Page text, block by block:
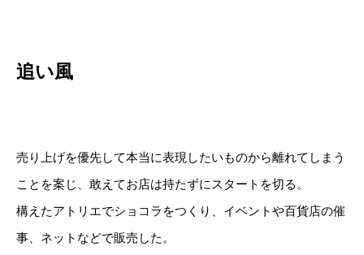
追い風
売り上げを優先して本当に表現したいものから離れてしまう
ことを案じ、敢えてお店は持たずにスタートを切る。
構えたアトリエでショコラをつくり、イベントや百貨店の催
事、ネットなどで販売した。